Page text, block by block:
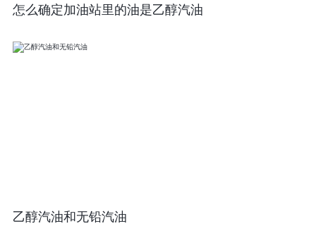
怎么确定加油站里的油是乙醇汽油
乙醇汽油和无铅汽油